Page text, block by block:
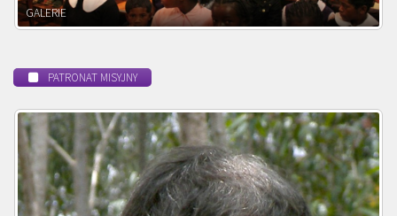
POWOŁANIE MISYJNE
PATRONAT MISYJNY